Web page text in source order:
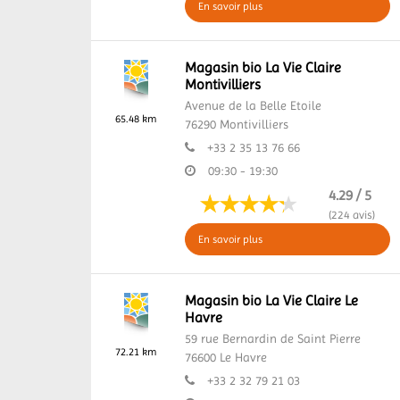
En savoir plus
65.48 km
Magasin bio La Vie Claire
Montivilliers
Avenue de la Belle Etoile
76290 Montivilliers
+33 2 35 13 76 66
09:30 - 19:30
4.29 / 5
(224 avis)
En savoir plus
72.21 km
Magasin bio La Vie Claire Le
Havre
59 rue Bernardin de Saint Pierre
76600 Le Havre
+33 2 32 79 21 03